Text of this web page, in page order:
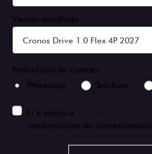
Versão escolhida
Preferência de contato:
Whatsapp
Telefone
Li e aceito a
comunicações da concessionária.